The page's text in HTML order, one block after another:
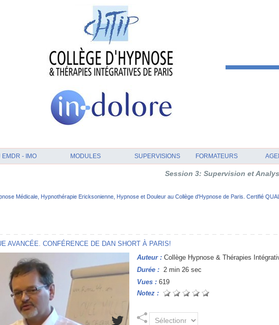
EMDR - IMO MODULES SUPERVISIONS FORMATEURS
Session 3: Supervision et Analyse des
Médicale, Hypnothérapie Ericksonienne, Hypnose et Douleur au Collège d'Hypnose de Paris. Certifié
AVANCÉE. CONFÉRENCE DE DAN SHORT À PARIS!
Auteur : Collège Hypnose & Thérapies
Durée : 2 min 26 sec
Vues : 619
Notez :